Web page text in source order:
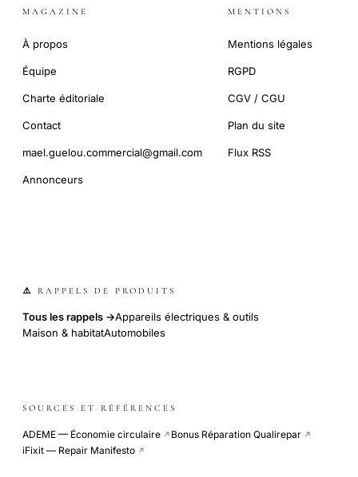
MAGAZINE
À propos
Équipe
Charte éditoriale
Contact
mael.guelou.commercial@gmail.com
Annonceurs
MENTIONS
Mentions légales
RGPD
CGV / CGU
Plan du site
Flux RSS
⚠️ RAPPELS DE PRODUITS
Tous les rappels →Appareils électriques & outils
Maison & habitatAutomobiles
SOURCES ET RÉFÉRENCES
ADEME — Économie circulaire ↗ Bonus Réparation Qualirepar ↗
iFixit — Repair Manifesto ↗